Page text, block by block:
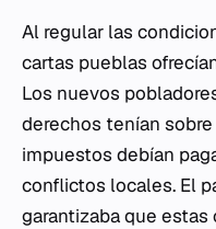
Al regular las
cartas pueblas
Los nuevos
derechos tenían
impuestos debían
conflictos locales. El
garantizaba que